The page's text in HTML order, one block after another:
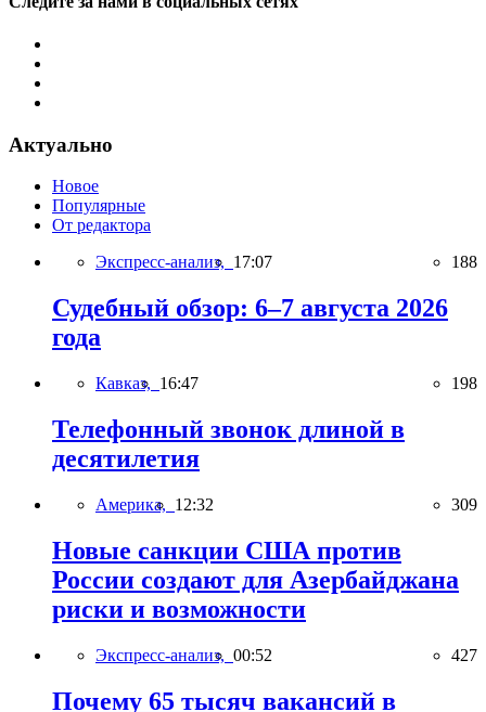
Актуально
Новое
Популярные
От редактора
Экспресс-анализ, 17:07 188
Судебный обзор: 6–7 августа 2026
года
Кавказ, 16:47 198
Телефонный звонок длиной в
десятилетия
Америка, 12:32 309
Новые санкции США против
России создают для Азербайджана
риски и возможности
Экспресс-анализ, 00:52 427
Почему 65 тысяч вакансий в